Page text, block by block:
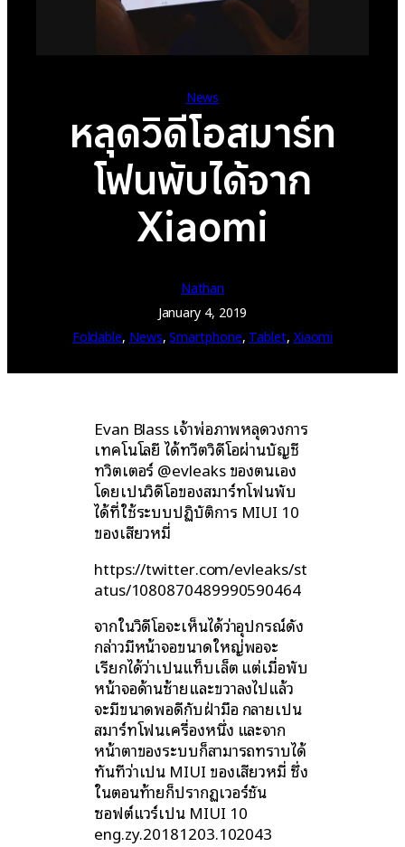
News
หลุดวิดีโอสมาร์ท
โฟนพับได้จาก
Xiaomi
Nathan
January 4, 2019
Foldable, News, Smartphone, Tablet, Xiaomi
Evan Blass เจ้าพ่อภาพหลุดวงการ
เทคโนโลยี ได้ทวีตวิดีโอผ่านบัญชี
ทวิตเตอร์ @evleaks ของตนเอง
โดยเป็นวิดีโอของสมาร์ทโฟนพับ
ได้ที่ใช้ระบบปฏิบัติการ MIUI 10
ของเสียวหมี่
https://twitter.com/evleaks/st
atus/1080870489990590464
จากในวิดีโอจะเห็นได้ว่าอุปกรณ์ดัง
กล่าวมีหน้าจอขนาดใหญ่พอจะ
เรียกได้ว่าเป็นแท็บเล็ต แต่เมื่อพับ
หน้าจอด้านซ้ายและขวาลงไปแล้ว
จะมีขนาดพอดีกับฝ่ามือ กลายเป็น
สมาร์ทโฟนเครื่องหนึ่ง และจาก
หน้าตาของระบบก็สามารถทราบได้
ทันทีว่าเป็น MIUI ของเสียวหมี่ ซึ่ง
ในตอนท้ายก็ปรากฏเวอร์ชัน
ซอฟต์แวร์เป็น MIUI 10
eng.zy.20181203.102043